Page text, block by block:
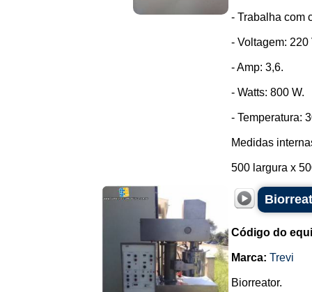
- Trabalha com
- Voltagem: 220
- Amp: 3,6.
- Watts: 800 W.
- Temperatura:
Medidas
500 largura x
Código do
Marca: Trevi
Biorreator.